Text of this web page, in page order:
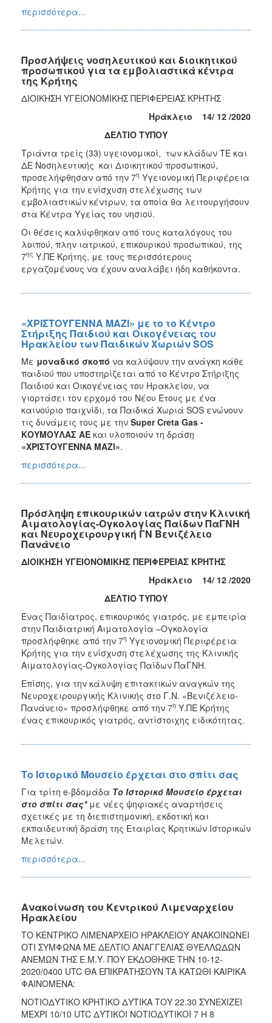
περισσότερα...
Προσλήψεις νοσηλευτικού και διοικητικού
προσωπικού για τα εμβολιαστικά κέντρα
της Κρήτης
ΔΙΟΙΚΗΣΗ ΥΓΕΙΟΝΟΜΙΚΗΣ ΠΕΡΙΦΕΡΕΙΑΣ ΚΡΗΤΗΣ
Ηράκλειο 14/ 12 /2020
ΔΕΛΤΙΟ ΤΥΠΟΥ
Τριάντα τρείς (33) υγειονομικοί, των κλάδων ΤΕ και
ΔΕ Νοσηλευτικής και Διοικητικού προσωπικού,
προσελήφθησαν από την 7η Υγειονομική Περιφέρεια
Κρήτης για την ενίσχυση στελέχωσης των
εμβολιαστικών κέντρων, τα οποία θα λειτουργήσουν
στα Κέντρα Υγείας του νησιού.
Οι θέσεις καλύφθηκαν από τους καταλόγους του
λοιπού, πλην ιατρικού, επικουρικού προσωπικού, της
7ης Υ.ΠΕ Κρήτης, με τους περισσότερους
εργαζομένους να έχουν αναλάβει ήδη καθήκοντα.
«ΧΡΙΣΤΟΥΓΕΝΝΑ ΜΑΖΙ» με το το Κέντρο
Στήριξης Παιδιού και Οικογένειας του
Ηρακλείου των Παιδικών Χωριών SOS
Με μοναδικό σκοπό να καλύψουν την ανάγκη κάθε
παιδιού που υποστηρίζεται από το Κέντρο Στήριξης
Παιδιού και Οικογένειας του Ηρακλείου, να
γιορτάσει τον ερχομό του Νέου Έτους με ένα
καινούριο παιχνίδι, τα Παιδικά Χωριά SOS ενώνουν
τις δυνάμεις τους με την Super Creta Gas -
ΚΟΥΜΟΥΛΑΣ ΑΕ και υλοποιούν τη δράση
«ΧΡΙΣΤΟΥΓΕΝΝΑ ΜΑΖΙ».
περισσότερα...
Πρόσληψη επικουρικών ιατρών στην Κλινική
Αιματολογίας-Ογκολογίας Παίδων ΠαΓΝΗ
και Νευροχειρουργική ΓΝ Βενιζέλειο
Πανάνειο
ΔΙΟΙΚΗΣΗ ΥΓΕΙΟΝΟΜΙΚΗΣ ΠΕΡΙΦΕΡΕΙΑΣ ΚΡΗΤΗΣ
Ηράκλειο 14/ 12 /2020
ΔΕΛΤΙΟ ΤΥΠΟΥ
Ένας Παιδίατρος, επικουρικός γιατρός, με εμπειρία
στην Παιδιατρική Αιματολογία –Ογκολογία
προσλήφθηκε από την 7η Υγειονομική Περιφέρεια
Κρήτης για την ενίσχυση στελέχωσης της Κλινικής
Αιματολογίας-Ογκολογίας Παίδων ΠαΓΝΗ.
Επίσης, για την κάλυψη επιτακτικών αναγκών της
Νευροχειρουργικής Κλινικής στο Γ.Ν. «Βενιζέλειο-
Πανάνειο» προσλήφθηκε από την 7η Υ.ΠΕ Κρήτης
ένας επικουρικός γιατρός, αντίστοιχης ειδικότητας.
Το Ιστορικό Μουσείο έρχεται στο σπίτι σας
Για τρίτη e-βδομάδα Το Ιστορικό Μουσείο έρχεται
στο σπίτι σας*με νέες ψηφιακές αναρτήσεις
σχετικές με τη διεπιστημονική, εκδοτική και
εκπαιδευτική δράση της Εταιρίας Κρητικών Ιστορικών
Μελετών.
περισσότερα...
Ανακοίνωση του Κεντρικού Λιμεναρχείου
Ηρακλείου
ΤΟ ΚΕΝΤΡΙΚΟ ΛΙΜΕΝΑΡΧΕΙΟ ΗΡΑΚΛΕΙΟΥ ΑΝΑΚΟΙΝΩΝΕΙ
ΟΤΙ ΣΥΜΦΩΝΑ ΜΕ ΔΕΛΤΙΟ ΑΝΑΓΓΕΛΙΑΣ ΘΥΕΛΛΩΔΩΝ
ΑΝΕΜΩΝ ΤΗΣ Ε.Μ.Υ. ΠΟΥ ΕΚΔΟΘΗΚΕ ΤΗΝ 10-12-
2020/0400 UTC ΘΑ ΕΠΙΚΡΑΤΗΣΟΥΝ ΤΑ ΚΑΤΩΘΙ ΚΑΙΡΙΚΑ
ΦΑΙΝΟΜΕΝΑ:
ΝΟΤΙΟΔΥΤΙΚΟ ΚΡΗΤΙΚΟ ΔΥΤΙΚΑ ΤΟΥ 22.30 ΣΥΝΕΧΙΖΕΙ
ΜΕΧΡΙ 10/10 UTC ΔΥΤΙΚΟΙ ΝΟΤΙΟΔΥΤΙΚΟΙ 7 Η 8